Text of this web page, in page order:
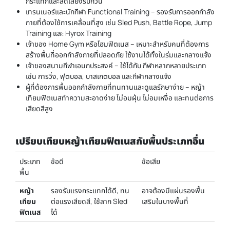
เทรนเนอร์และนักกีฬา Functional Training – รองรับการออกกำลัง
กายที่ต้องใช้การเคลื่อนที่สูง เช่น Sled Push, Battle Rope, Jump
Training และ Hyrox Training
เจ้าของ Home Gym หรือโฮมฟิตเนส – เหมาะสำหรับคนที่ต้องการ
สร้างพื้นที่ออกกำลังกายที่ปลอดภัย ใช้งานได้ทั้งในร่มและกลางแจ้ง
เจ้าของสนามกีฬาเอนกประสงค์ – ใช้ได้กับ กีฬาหลากหลายประเภท
เช่น การวิ่ง, ฟุตบอล, บาสเกตบอล และกีฬากลางแจ้ง
ผู้ที่ต้องการพื้นออกกำลังกายที่ทนทานและดูแลรักษาง่าย – หญ้า
เทียมฟิตเนสทำความสะอาดง่าย ไม่อมฝุ่น ไม่อมเหงื่อ และทนต่อการ
เสียดสีสูง
เปรียบเทียบหญ้าเทียมฟิตเนสกับพื้นประเภทอื่น
ประเภท
พื้น
ข้อดี ข้อเสีย
หญ้า
เทียม
ฟิตเนส
รองรับแรงกระแทกได้ดี, ทน
ต่อแรงเสียดสี, ใช้ลาก Sled
ได้
อาจต้องมีแผ่นรองพื้น
เสริมในบางพื้นที่